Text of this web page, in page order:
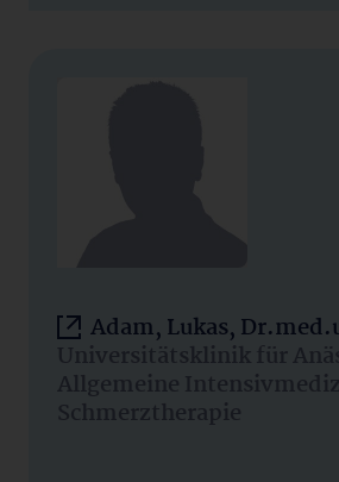
Adam, Lukas,
Universitätsklinik für
Allgemeine
Schmerztherapie